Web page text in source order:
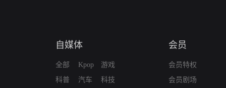
自媒体
全部
科普
Kpop
汽车
游戏
科技
会员
会员特权
会员剧场